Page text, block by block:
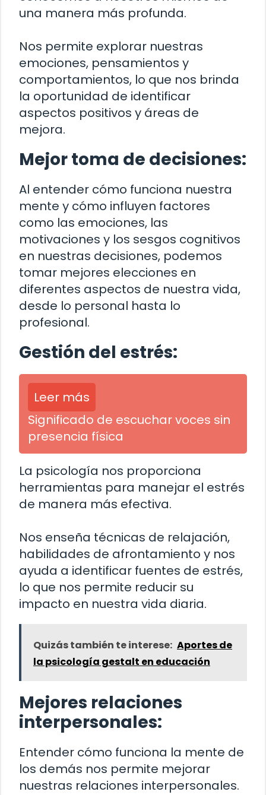
una manera más profunda.
Nos permite explorar nuestras
emociones, pensamientos y
comportamientos, lo que nos brinda
la oportunidad de identificar
aspectos positivos y áreas de
mejora.
Mejor toma de decisiones:
Al entender cómo funciona nuestra
mente y cómo influyen factores
como las emociones, las
motivaciones y los sesgos cognitivos
en nuestras decisiones, podemos
tomar mejores elecciones en
diferentes aspectos de nuestra vida,
desde lo personal hasta lo
profesional.
Gestión del estrés:
Leer más
Significado de escuchar voces sin
presencia física
La psicología nos proporciona
herramientas para manejar el estrés
de manera más efectiva.
Nos enseña técnicas de relajación,
habilidades de afrontamiento y nos
ayuda a identificar fuentes de estrés,
lo que nos permite reducir su
impacto en nuestra vida diaria.
Quizás también te interese: Aportes de
la psicología gestalt en educación
Mejores relaciones
interpersonales:
Entender cómo funciona la mente de
los demás nos permite mejorar
nuestras relaciones interpersonales.